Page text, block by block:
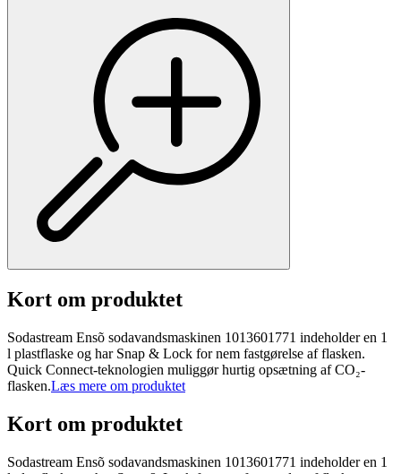
Kort om produktet
Sodastream Ensõ sodavandsmaskinen 1013601771 indeholder en 1
l plastflaske og har Snap & Lock for nem fastgørelse af flasken.
Quick Connect-teknologien muliggør hurtig opsætning af CO₂-
flasken.Læs mere om produktet
Kort om produktet
Sodastream Ensõ sodavandsmaskinen 1013601771 indeholder en 1